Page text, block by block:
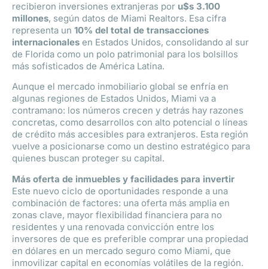
recibieron inversiones extranjeras por u$s 3.100
millones, según datos de Miami Realtors. Esa cifra
representa un 10% del total de transacciones
internacionales en Estados Unidos, consolidando al sur
de Florida como un polo patrimonial para los bolsillos
más sofisticados de América Latina.
Aunque el mercado inmobiliario global se enfría en
algunas regiones de Estados Unidos, Miami va a
contramano: los números crecen y detrás hay razones
concretas, como desarrollos con alto potencial o líneas
de crédito más accesibles para extranjeros. Esta región
vuelve a posicionarse como un destino estratégico para
quienes buscan proteger su capital.
Más oferta de inmuebles y facilidades para invertir
Este nuevo ciclo de oportunidades responde a una
combinación de factores: una oferta más amplia en
zonas clave, mayor flexibilidad financiera para no
residentes y una renovada convicción entre los
inversores de que es preferible comprar una propiedad
en dólares en un mercado seguro como Miami, que
inmovilizar capital en economías volátiles de la región.